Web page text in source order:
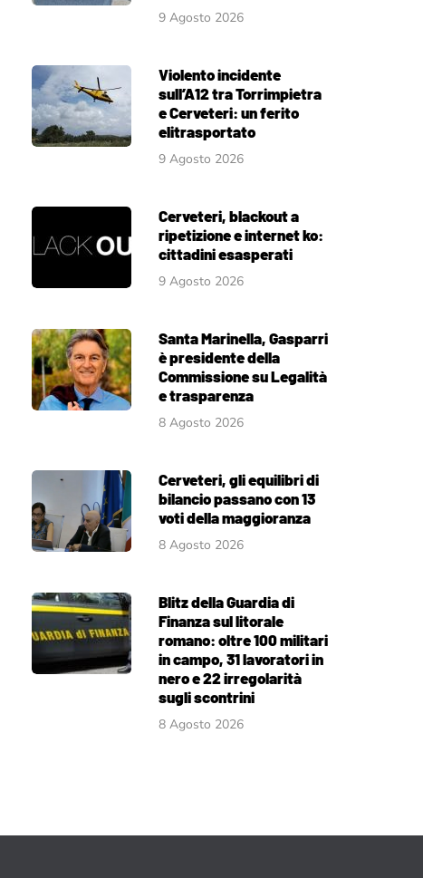
9 Agosto 2026
Violento incidente
sull’A12 tra Torrimpietra
e Cerveteri: un ferito
elitrasportato
9 Agosto 2026
Cerveteri, blackout a
ripetizione e internet ko:
cittadini esasperati
9 Agosto 2026
Santa Marinella, Gasparri
è presidente della
Commissione su Legalità
e trasparenza
8 Agosto 2026
Cerveteri, gli equilibri di
bilancio passano con 13
voti della maggioranza
8 Agosto 2026
Blitz della Guardia di
Finanza sul litorale
romano: oltre 100 militari
in campo, 31 lavoratori in
nero e 22 irregolarità
sugli scontrini
8 Agosto 2026